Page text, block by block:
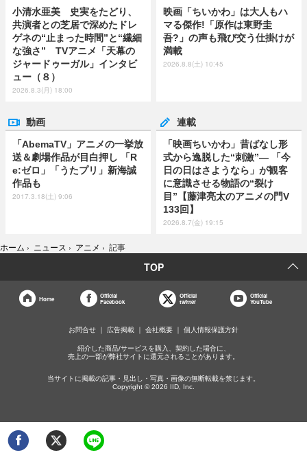
小清水亜美 史実をたどり、
共演者との芝居で深めたドレ
ゲネの“止まった時間”と“繊細
な強さ” TVアニメ「天幕の
ジャードゥーガル」インタビ
ュー（８）
2026.8.3(月) 18:00
映画「ちいかわ」は大人もハ
マる傑作!「原作は東野圭
吾?」の声も飛び交う仕掛けが
満載
2026.8.8(土) 10:45
動画
「AbemaTV」アニメの一挙放
送＆劇場作品が目白押し 「R
e:ゼロ」「うたプリ」新海誠
作品も
2017.3.18(土) 9:06
連載
「映画ちいかわ」昔ばなし形
式から逸脱した“刺激”― 「今
日の日はさようなら」が観客
に意識させる物語の“裂け
目”【藤津亮太のアニメの門V
133回】
2026.8.7(金) 19:15
ホーム › ニュース › アニメ › 記事
TOP
Home
Official
Facebook
Official
twitter
Official
YouTube
お問合せ 広告掲載 会社概要 個人情報保護方針
紹介した商品/サービスを購入、契約した場合に、
売上の一部が弊社サイトに還元されることがあります。
当サイトに掲載の記事・見出し・写真・画像の無断転載を禁じます。
Copyright © 2026 IID, Inc.